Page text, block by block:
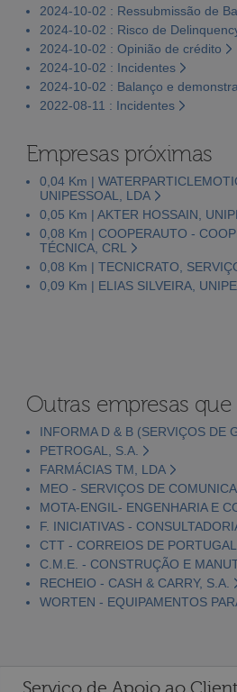
2024-10-02 : Ressubmissão de
2024-10-02 : Risco de
2024-10-02 : Opinião de crédito
2024-10-02 : Incidentes
2024-10-02 : Balanço e
2022-08-11 : Incidentes
Empresas próximas
0,04 Km |
UNIPESSOAL, LDA
0,05 Km | AKTER HOSSAIN,
0,08 Km | COOPERAUTO -
TÉCNICA, CRL
0,08 Km | TECNICRATO,
0,09 Km | ELIAS SILVEIRA,
Outras empresas
INFORMA D & B (SERVIÇOS DE
PETROGAL, S.A.
FARMÁCIAS TM, LDA
MEO - SERVIÇOS DE
MOTA-ENGIL- ENGENHARIA E
F. INICIATIVAS -
CTT - CORREIOS DE
C.M.E. - CONSTRUÇÃO E
RECHEIO - CASH & CARRY, S.A.
WORTEN - EQUIPAMENTOS
Serviço de Apoio ao